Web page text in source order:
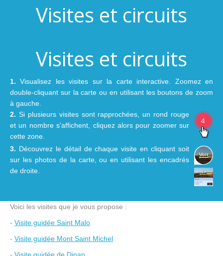
Visites et circuits
Visites et circuits
1. Visualisez les visites sur la carte interactive. Zoomez en
double-cliquant sur la carte ou en utilisant les boutons de zoom
à gauche.
2. Si plusieurs visites sont rapprochées, un rond rouge
et un nombre s’affichent, cliquez alors pour zoomer sur
cette zone.
3. Découvrez le détail de chaque visite en cliquant soit
sur les photos de la carte, ou en utilisant les encadrés
de droite.
Voici les visites que je vous propose :
- Visite guidée Saint Malo
- Visite guidée Mont Saint Michel
- Visite guidée de Dinan